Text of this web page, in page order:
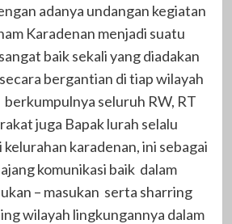
adanya undangan kegiatan
Karadenan menjadi suatu
baik sekali yang diadakan
bergantian di tiap wilayah
seluruh RW, RT
juga Bapak lurah selalu
kelurahan karadenan, ini sebagai
komunikasi baik dalam
– masukan serta sharring
wilayah lingkungannya dalam